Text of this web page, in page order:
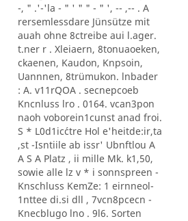
-, " .'-'la - " ' " " - " ', -- ,-- . A
rersemlessdare Jünsütze mit
auah ohne 8ctreibe aui l.ager.
t.ner r . Xleiaern, 8tonuaoeken,
ckaenen, Kaudon, Knpsoin,
Uannnen, 8trümukon. lnbader
: A. v11rQOA . secnepcoeb
Kncnluss lro . 0164. vcan3pon
naoh voborein1cunst anad froi.
S * L0d1ic´ctre Hol e'heitde:ir,ta
,st -Isntiile ab issr' Ubnftlou A
A S A Platz , ii mille Mk. k1,50,
sowie alle lz v * i sonnspreen -
Knschluss KemZe: 1 eirnneol-
1nttee di.si dll , 7vcn8pcecn -
Knecblugo lno . 9l6. Sorten